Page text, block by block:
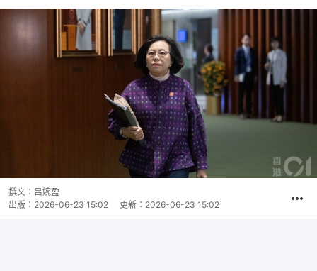
撰文： 呂婉盈
出版： 2026-06-23 15:02 更新： 2026-06-23 15:02